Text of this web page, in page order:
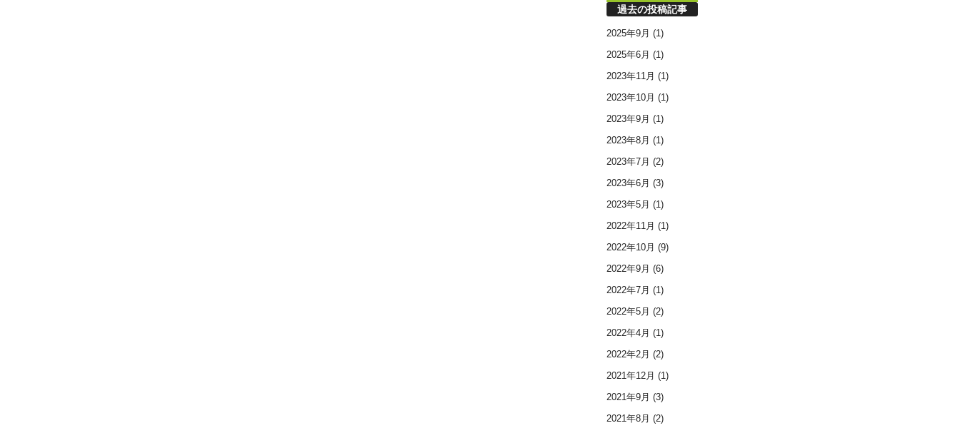
過去の投稿記事
2025年9月 (1)
2025年6月 (1)
2023年11月 (1)
2023年10月 (1)
2023年9月 (1)
2023年8月 (1)
2023年7月 (2)
2023年6月 (3)
2023年5月 (1)
2022年11月 (1)
2022年10月 (9)
2022年9月 (6)
2022年7月 (1)
2022年5月 (2)
2022年4月 (1)
2022年2月 (2)
2021年12月 (1)
2021年9月 (3)
2021年8月 (2)